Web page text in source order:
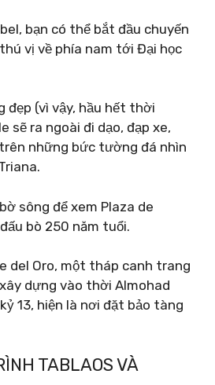
bạn có thể bắt đầu chuyến
vị về phía nam tới Đại học
đẹp (vì vậy, hầu hết thời
sẽ ra ngoài đi dạo, đạp xe,
những bức tường đá nhìn
sông để xem Plaza de
bò 250 năm tuổi.
del Oro, một tháp canh trang
dựng vào thời Almohad
13, hiện là nơi đặt bảo tàng
TABLAOS VÀ